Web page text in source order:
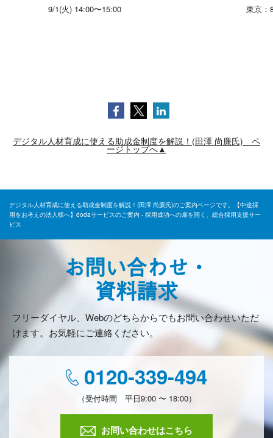
9/1(火) 14:00〜15:00
東京：
デジタル人材育成に使える助成金制度を解説！(田澤 尚廉氏) ペ
ージトップへ▲
デジタル人材育成に使える助成金制度を解説！(田澤 尚廉氏)のご案内ページです。【中途採
用をお考えの法人様へ】dodaサービスのご案内 - 採用成功への扉を開く、総合採用支援サー
ビス
お問い合わせ・
資料請求
フリーダイヤル、Webのどちらからでもお問い合わせいただ
けます。お気軽にご連絡ください。
0120-339-494
（受付時間 平日9:00 〜 18:00）
お問い合わせはこちら